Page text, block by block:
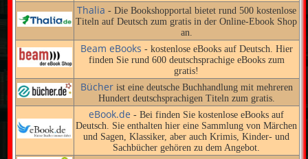
Thalia - Die Bookshopportal bietet rund 500 kostenlose
Titeln auf Deutsch zum gratis in der Online-Ebook Shop
an.
Beam eBooks - kostenlose eBooks auf Deutsch. Hier
finden Sie rund 600 deutschsprachige eBooks zum
gratis!
Bücherist eine deutsche Buchhandlung mit mehreren
Hundert deutschsprachigen Titeln zum gratis.
eBook.de - Bei finden Sie kostenlose eBooks auf
Deutsch. Sie enthalten hier eine Sammlung von Märchen
und Sagen, Klassiker, aber auch Krimis, Kinder- und
Sachbücher gehören zu dem Angebot.